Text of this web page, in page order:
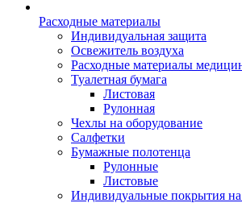
Расходные материалы
Индивидуальная защита
Освежитель воздуха
Расходные материалы
Туалетная бумага
Листовая
Рулонная
Чехлы на оборудование
Салфетки
Бумажные полотенца
Рулонные
Листовые
Индивидуальные покрытия на